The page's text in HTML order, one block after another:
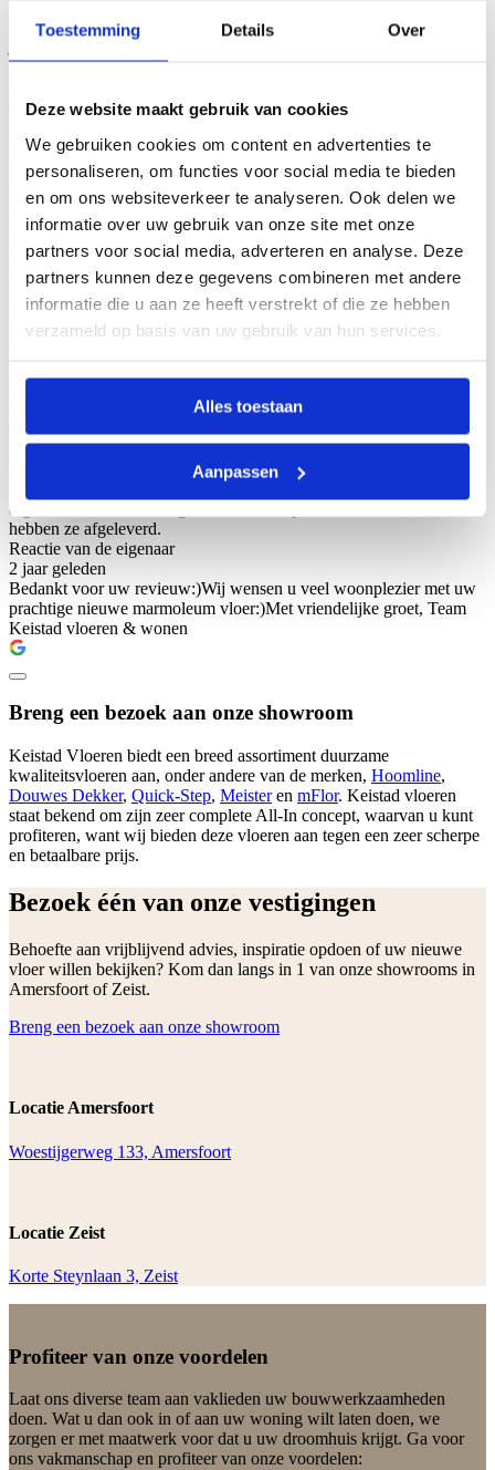
Toestemming Details Over
Deze website maakt gebruik van cookies
We gebruiken cookies om content en advertenties te
personaliseren, om functies voor social media te bieden
en om ons websiteverkeer te analyseren. Ook delen we
informatie over uw gebruik van onze site met onze
partners voor social media, adverteren en analyse. Deze
partners kunnen deze gegevens combineren met andere
informatie die u aan ze heeft verstrekt of die ze hebben
verzameld op basis van uw gebruik van hun services.
Alles toestaan
Aanpassen
Heel erg bedankt voor je mooie review! Superleuk om te horen dat
je zo tevreden bent. Geniet van je nieuwe vloer die gaat vast voor
heel wat woonplezier zorgen!Team keistad vloeren en wonen
1 jaar geleden
Mooi bedrijf, goede service en goede kwaliteit. Ze zijn zeer
professioneel te werk gegaan, de mannen stellen zich netjes voor!
Waar kom je dat nog tegen !
We zijn superblij met onze vloer, dankzij de precisie van de vakman.
Zeer aan te bevelen.
Reactie van de eigenaar
1 jaar geleden
Beste Arieanne,Bedankt voor uw prachtige review. Wij wensen u
wonen
Gerda G.
erg tevreden. De vloer ligt er strak en netjes in. Professioneel werk
hebben ze afgeleverd.
Reactie van de eigenaar
2 jaar geleden
Bedankt voor uw revieuw:)Wij wensen u veel woonplezier met uw
prachtige nieuwe marmoleum vloer:)Met vriendelijke groet, Team
Keistad vloeren & wonen
Breng een bezoek aan onze showroom
Keistad Vloeren biedt een breed assortiment duurzame
kwaliteitsvloeren aan, onder andere van de merken, Hoomline,
Douwes Dekker, Quick-Step, Meisteren mFlor. Keistad vloeren
staat bekend om zijn zeer complete All-In concept, waarvan u kunt
profiteren, want wij bieden deze vloeren aan tegen een zeer scherpe
en betaalbare prijs.
Bezoek één van onze vestigingen
Behoefte aan vrijblijvend advies, inspiratie opdoen of uw nieuwe
vloer willen bekijken? Kom dan langs in 1 van onze showrooms in
Amersfoort of Zeist.
Breng een bezoek aan onze showroom
Locatie Amersfoort
Woestijgerweg 133, Amersfoort
Locatie Zeist
Korte Steynlaan 3, Zeist
Profiteer van onze voordelen
Laat ons diverse team aan vaklieden uw bouwwerkzaamheden
doen. Wat u dan ook in of aan uw woning wilt laten doen, we
zorgen er met maatwerk voor dat u uw droomhuis krijgt. Ga voor
ons vakmanschap en profiteer van onze voordelen: